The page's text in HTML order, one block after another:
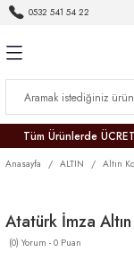
0532 541 54 22
Tüm Ürünlerde
Anasayfa ALTIN Altın
Atatürk İmza
(0) Yorum - 0 Puan